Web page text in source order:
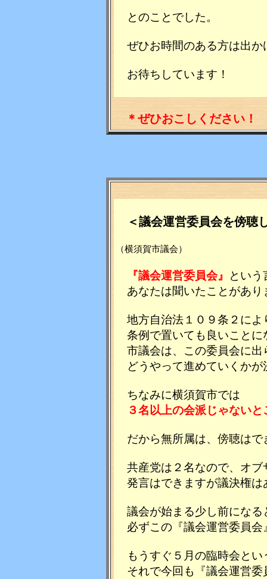
とのことでした。
ぜひお時間のある方は出か
お待ちしています！
＊ぜひおこしください！
＜議会運営委員会を傍聴
（横須賀市議会）
『議会運営委員会』
という
あなたは聞いたことがあり
地方自治法１０９条２によ
条例で置いても良いことに
市議会は、この委員会に出
どうやって進めていくかが
ちなみに横須賀市では
３名以上の会派じゃない
だから無所属は、傍聴はで
共産党は２名なので、オブ
発言はできますが議決権は
議会が始まる少し前になる
必ずこの『議会運営委員会
もうすぐ５月の臨時会とい
それで今回も『議会運営委